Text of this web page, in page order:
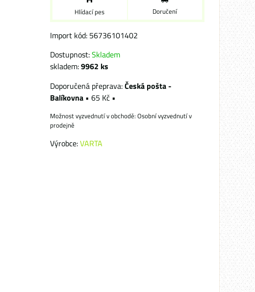
Hlídací pes Doručení
Import kód: 56736101402
Dostupnost:Skladem
skladem:9962 ks
Česká pošta -
Balíkovna • 65 Kč •
Osobní vyzvednutí v
prodejně
Výrobce:VARTA